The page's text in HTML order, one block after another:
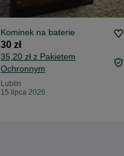
Kominek na baterie
30 zł
35,20 zł z Pakietem
Ochronnym
Lublin
15 lipca 2026